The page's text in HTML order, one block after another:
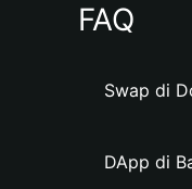
FAQ
Swap di
DApp di